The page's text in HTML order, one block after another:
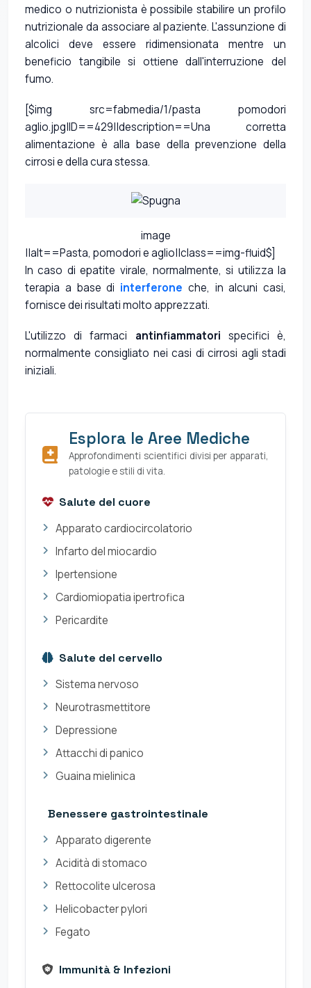
medico o nutrizionista è possibile stabilire un profilo
nutrizionale da associare al paziente. L'assunzione di
alcolici deve essere ridimensionata mentre un
beneficio tangibile si ottiene dall'interruzione del
fumo.
[$img src=fabmedia/1/pasta pomodori
aglio.jpg|ID==429||description==Una corretta
alimentazione è alla base della prevenzione della
cirrosi e della cura stessa.
image
||alt==Pasta, pomodori e aglio||class==img-fluid$]
In caso di epatite virale, normalmente, si utilizza la
terapia a base di interferone che, in alcuni casi,
fornisce dei risultati molto apprezzati.
L'utilizzo di farmaci antinfiammatori specifici è,
normalmente consigliato nei casi di cirrosi agli stadi
iniziali.
Esplora le Aree Mediche
Approfondimenti scientifici divisi per apparati,
patologie e stili di vita.
Salute del cuore
Apparato cardiocircolatorio
Infarto del miocardio
Ipertensione
Cardiomiopatia ipertrofica
Pericardite
Salute del cervello
Sistema nervoso
Neurotrasmettitore
Depressione
Attacchi di panico
Guaina mielinica
Benessere gastrointestinale
Apparato digerente
Acidità di stomaco
Rettocolite ulcerosa
Helicobacter pylori
Fegato
Immunità & Infezioni